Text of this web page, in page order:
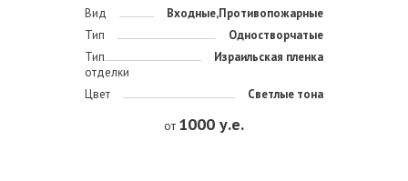
Вид
Входные,Противопожарные
Тип
Одностворчатые
Тип
отделки
Израильская пленка
Цвет Светлые тона
от 1000 у.е.